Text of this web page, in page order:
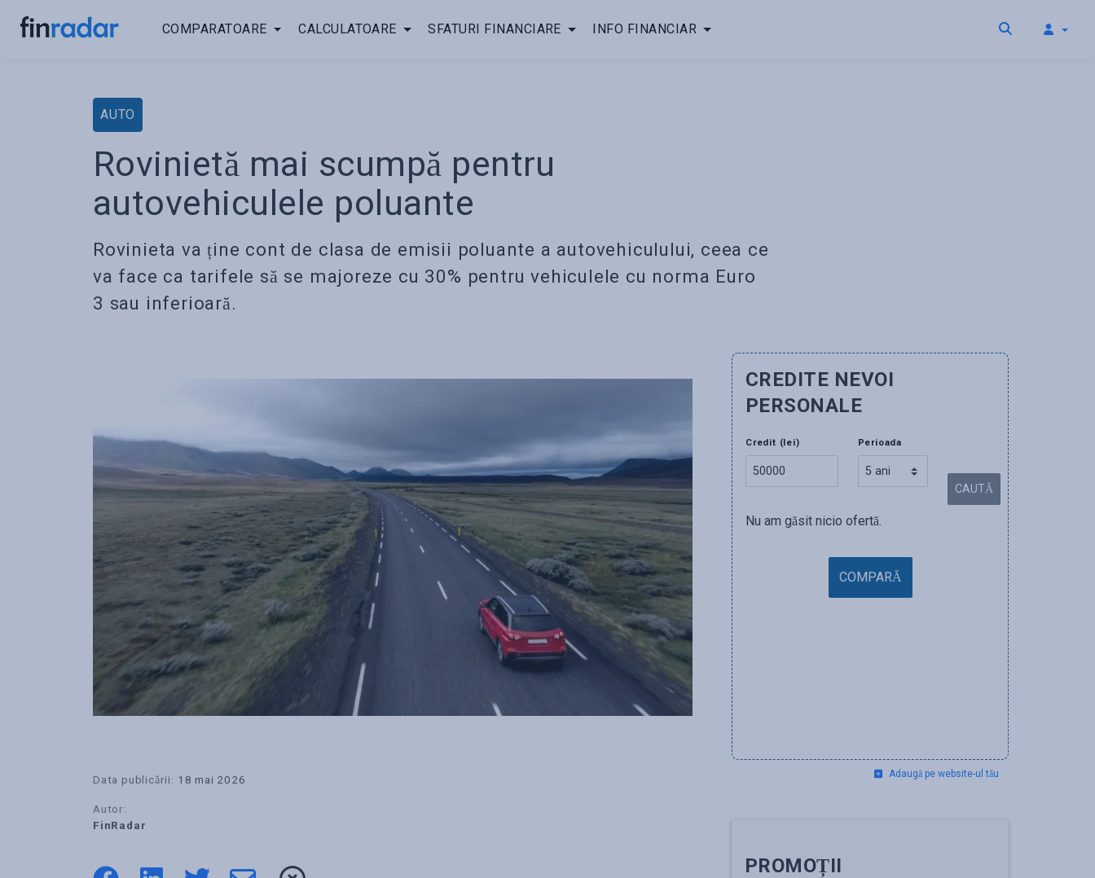
COMPARATOARE CALCULATOARE SFATURI FINANCIARE INFO FINANCIAR
AUTO
Rovinietă mai scumpă pentru
autovehiculele poluante
Rovinieta va ține cont de clasa de emisii poluante a autovehiculului, ceea ce
va face ca tarifele să se majoreze cu 30% pentru vehiculele cu norma Euro
3 sau inferioară.
Data publicării: 18 mai 2026
Autor:
FinRadar
CREDITE NEVOI
PERSONALE
Credit (lei) Perioada
CAUTĂ
Nu am găsit nicio ofertă.
COMPARĂ
Adaugă pe website-ul tău
PROMOȚII